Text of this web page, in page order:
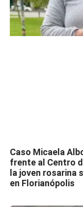
Caso Micaela
frente al Centro
la joven rosarina
en Florianópolis